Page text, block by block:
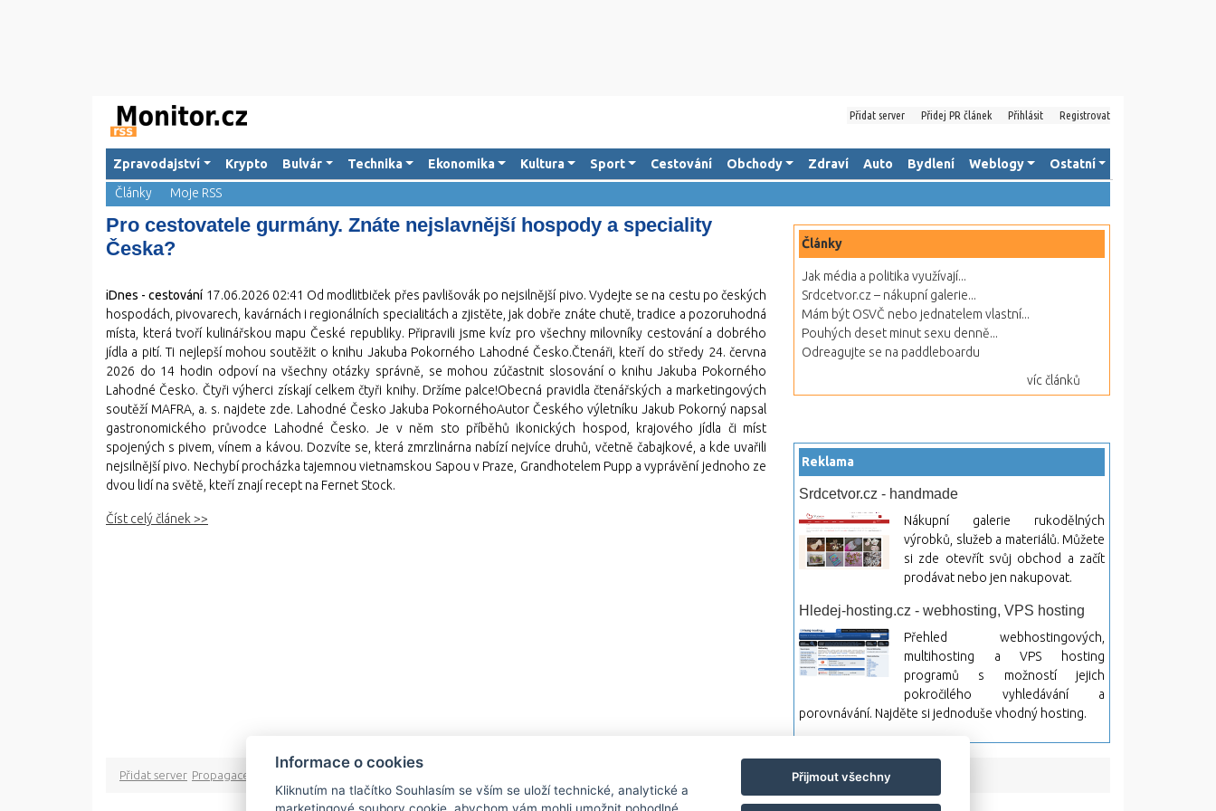
Přidat server Přidej PR článek Přihlásit Registrovat
Zpravodajství Krypto Bulvár Technika Ekonomika Kultura Sport Cestování Obchody Zdraví Auto Bydlení Weblogy
Ostatní
Články
Moje RSS
Pro cestovatele gurmány. Znáte nejslavnější hospody a speciality
Česka?
iDnes - cestování 17.06.2026 02:41 Od modlitbiček přes pavlišovák po nejsilnější pivo. Vydejte se na cestu po českých
hospodách, pivovarech, kavárnách i regionálních specialitách a zjistěte, jak dobře znáte chutě, tradice a pozoruhodná
místa, která tvoří kulinářskou mapu České republiky. Připravili jsme kvíz pro všechny milovníky cestování a dobrého
jídla a pití. Ti nejlepší mohou soutěžit o knihu Jakuba Pokorného Lahodné Česko.Čtenáři, kteří do středy 24. června
2026 do 14 hodin odpoví na všechny otázky správně, se mohou zúčastnit slosování o knihu Jakuba Pokorného
Lahodné Česko. Čtyři výherci získají celkem čtyři knihy. Držíme palce!Obecná pravidla čtenářských a marketingových
soutěží MAFRA, a. s. najdete zde. Lahodné Česko Jakuba PokornéhoAutor Českého výletníku Jakub Pokorný napsal
gastronomického průvodce Lahodné Česko. Je v něm sto příběhů ikonických hospod, krajového jídla či míst
spojených s pivem, vínem a kávou. Dozvíte se, která zmrzlinárna nabízí nejvíce druhů, včetně čabajkové, a kde uvařili
nejsilnější pivo. Nechybí procházka tajemnou vietnamskou Sapou v Praze, Grandhotelem Pupp a vyprávění jednoho ze
dvou lidí na světě, kteří znají recept na Fernet Stock.
Číst celý článek >>
Články
Jak média a politika využívají...
Srdcetvor.cz – nákupní galerie...
Mám být OSVČ nebo jednatelem vlastní...
Pouhých deset minut sexu denně...
Odreagujte se na paddleboardu
víc článků
Reklama
Srdcetvor.cz - handmade
Nákupní galerie rukodělných
výrobků, služeb a materiálů. Můžete
si zde otevřít svůj obchod a začít
prodávat nebo jen nakupovat.
Hledej-hosting.cz - webhosting, VPS hosting
Přehled webhostingových,
multihosting a VPS hosting
programů s možností jejich
pokročilého vyhledávání a
porovnávání. Najděte si jednoduše vhodný hosting.
Přidat server Propagace
Informace o cookies
Kliknutím na tlačítko Souhlasím se vším se uloží technické, analytické a
Přijmout všechny